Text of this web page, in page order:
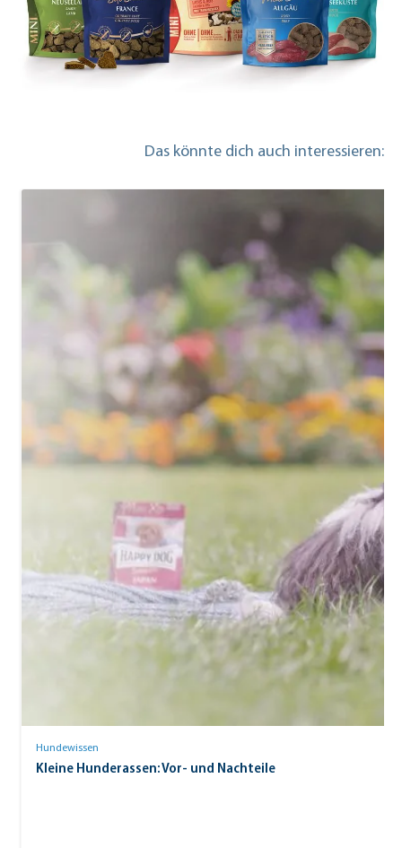
Das könnte dich auch interessieren:
Hundewissen
Kleine Hunderassen: Vor- und Nachteile